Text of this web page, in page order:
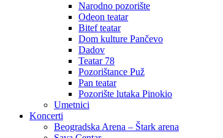
Narodno pozorište
Odeon teatar
Bitef teatar
Dom kulture Pančevo
Dadov
Teatar 78
Pozorištance Puž
Pan teatar
Pozorište lutaka Pinokio
Umetnici
Koncerti
Beogradska Arena – Štark arena